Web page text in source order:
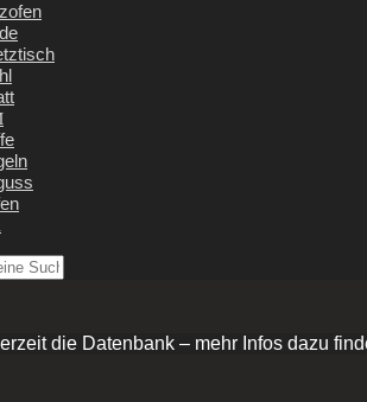
die Datenbank – mehr Infos dazu